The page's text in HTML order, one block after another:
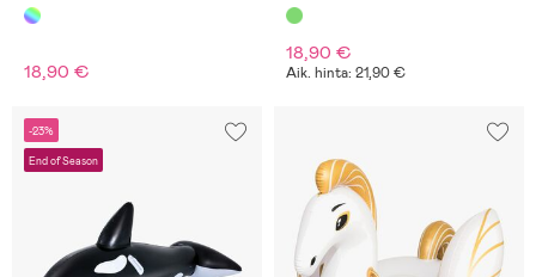
18,90 €
18,90 €
Aik. hinta: 21,90 €
-23%
End of Season